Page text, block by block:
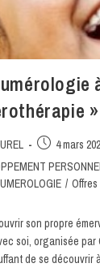
4 mars
/ Offres
son propre
soi, organisée par
de se découvrir